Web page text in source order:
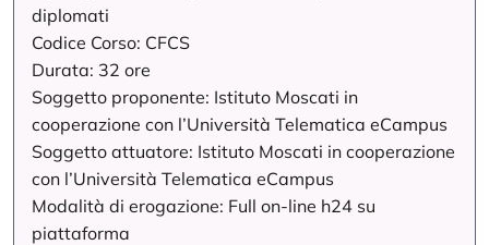
diplomati
Codice Corso: CFCS
Durata: 32 ore
Soggetto proponente: Istituto Moscati in
cooperazione con l’Università Telematica eCampus
Soggetto attuatore: Istituto Moscati in cooperazione
con l’Università Telematica eCampus
Modalità di erogazione: Full on-line h24 su
piattaforma